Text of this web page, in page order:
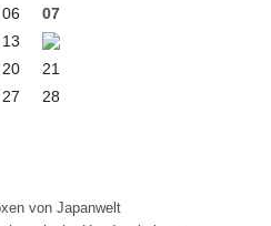
06
07
13
20
21
27 28